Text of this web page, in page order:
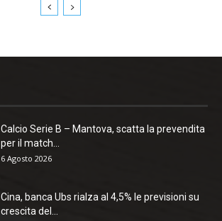
Calcio Serie B – Mantova, scatta la prevendita
per il match...
6 Agosto 2026
Cina, banca Ubs rialza al 4,5% le previsioni su
crescita del...